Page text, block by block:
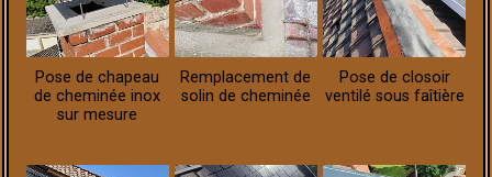
Pose de chapeau
de cheminée inox
sur mesure
Remplacement de
solin de cheminée
Pose de closoir
ventilé sous faîtière